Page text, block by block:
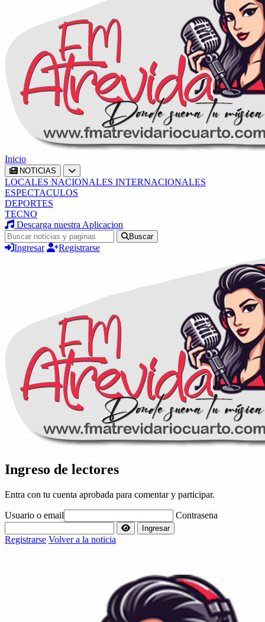
Inicio
NOTICIAS
LOCALES NACIONALES INTERNACIONALES
ESPECTACULOS
DEPORTES
TECNO
Descarga nuestra Aplicacion
Buscar
Ingresar Registrarse
Ingreso de lectores
Entra con tu cuenta aprobada para comentar y participar.
Usuario o email Contrasena
Ingresar
Registrarse Volver a la noticia